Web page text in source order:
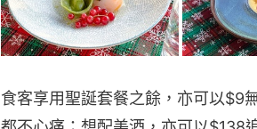
食客享用聖誕套餐之餘，亦可以$9